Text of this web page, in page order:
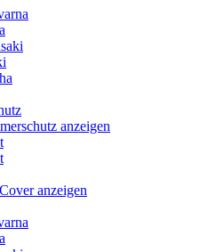
anzeigen
anzeigen